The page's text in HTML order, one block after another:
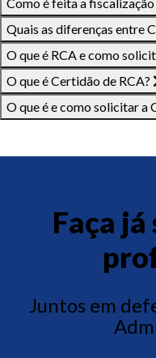
Quais as diferenças entre
O que é RCA e como
O que é Certidão de RCA?
O que é e como solicitar a
Faça
Juntos em